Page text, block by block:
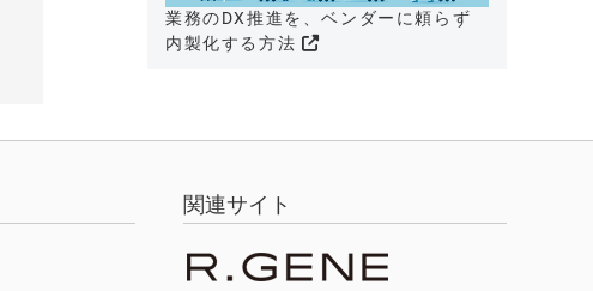
業務のDX推進を、ベンダーに頼らず
内製化する方法
関連サイト